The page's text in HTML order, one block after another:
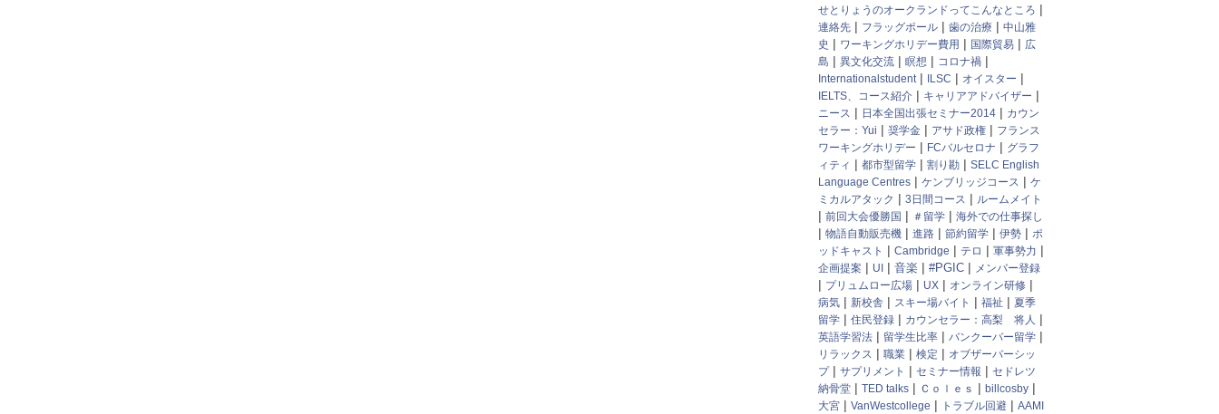
せとりょうのオークランドってこんなところ |
連絡先 | フラッグポール | 歯の治療 | 中山雅
史 | ワーキングホリデー費用 | 国際貿易 | 広
島 | 異文化交流 | 瞑想 | コロナ禍 |
Internationalstudent | ILSC | オイスター |
IELTS、コース紹介 | キャリアアドバイザー |
ニース | 日本全国出張セミナー2014 | カウン
セラー：Yui | 奨学金 | アサド政権 | フランス
ワーキングホリデー | FCバルセロナ | グラフ
ィティ | 都市型留学 | 割り勘 | SELC English
Language Centres | ケンブリッジコース | ケ
ミカルアタック | 3日間コース | ルームメイト
| 前回大会優勝国 | ＃留学 | 海外での仕事探し
| 物語自動販売機 | 進路 | 節約留学 | 伊勢 | ポ
ッドキャスト | Cambridge | テロ | 軍事勢力 |
企画提案 | UI | 音楽 | #PGIC | メンバー登録
| プリュムロー広場 | UX | オンライン研修 |
病気 | 新校舎 | スキー場バイト | 福祉 | 夏季
留学 | 住民登録 | カウンセラー：高梨 将人 |
英語学習法 | 留学生比率 | バンクーバー留学 |
リラックス | 職業 | 検定 | オブザーバーシッ
プ| サプリメント | セミナー情報 | セドレツ
納骨堂 | TED talks | Ｃｏｌｅｓ | billcosby |
大宮 | VanWestcollege | トラブル回避 | AAMI